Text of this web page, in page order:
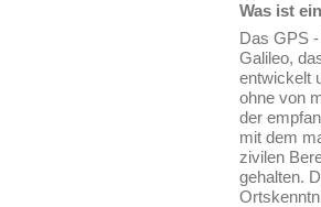
Was ist
Das GPS
Galileo,
entwickelt
ohne von
der
mit dem
zivilen
gehalten.